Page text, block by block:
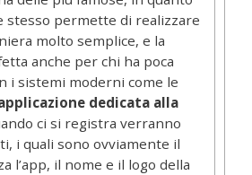
stesso permette di realizzare
molto semplice, e la
anche per chi ha poca
i sistemi moderni come le
dedicata alla
ci si registra verranno
i quali sono ovviamente il
l’app, il nome e il logo della